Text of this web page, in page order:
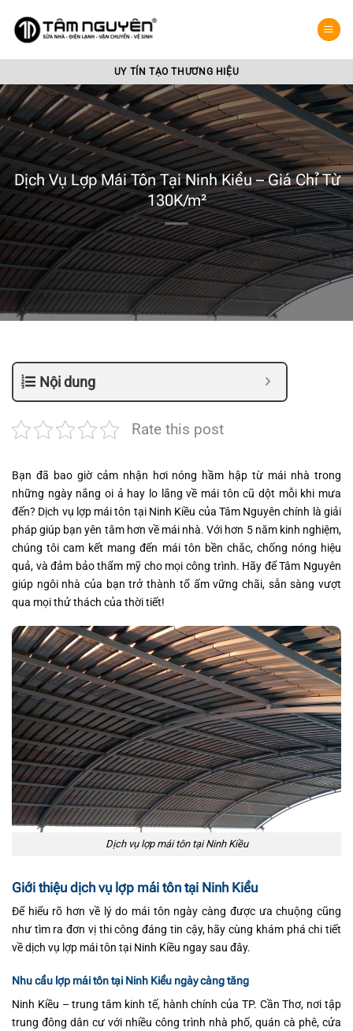
qua
dung
UY TÍN TẠO THƯƠNG HIỆU
Dịch Vụ Lợp Mái Tôn Tại Ninh Kiều – Giá Chỉ Từ
130K/m²
Nội dung
Rate this post
Bạn đã bao giờ cảm nhận hơi nóng hầm hập từ mái nhà trong
những ngày nắng oi ả hay lo lắng về mái tôn cũ dột mỗi khi mưa
đến? Dịch vụ lợp mái tôn tại Ninh Kiều của Tâm Nguyên chính là giải
pháp giúp bạn yên tâm hơn về mái nhà. Với hơn 5 năm kinh nghiệm,
chúng tôi cam kết mang đến mái tôn bền chắc, chống nóng hiệu
quả, và đảm bảo thẩm mỹ cho mọi công trình. Hãy để Tâm Nguyên
giúp ngôi nhà của bạn trở thành tổ ấm vững chãi, sẵn sàng vượt
qua mọi thử thách của thời tiết!
Dịch vụ lợp mái tôn tại Ninh Kiều
Giới thiệu dịch vụ lợp mái tôn tại Ninh Kiều
Để hiểu rõ hơn về lý do mái tôn ngày càng được ưa chuộng cũng
như tìm ra đơn vị thi công đáng tin cậy, hãy cùng khám phá chi tiết
về dịch vụ lợp mái tôn tại Ninh Kiều ngay sau đây.
Nhu cầu lợp mái tôn tại Ninh Kiều ngày càng tăng
Ninh Kiều – trung tâm kinh tế, hành chính của TP. Cần Thơ, nơi tập
trung đông dân cư với nhiều công trình nhà phố, quán cà phê, cửa